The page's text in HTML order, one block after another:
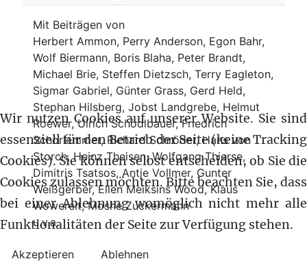
Mit Beiträgen von
Herbert Ammon, Perry Anderson, Egon Bahr,
Wolf Biermann, Boris Blaha, Peter Brandt,
Michael Brie, Steffen Dietzsch, Terry Eagleton,
Sigmar Gabriel, Günter Grass, Gerd Held,
Stephan Hilsberg, Jobst Landgrebe, Helmut
Roewer, Ulrich Schödlbauer, Friedrich
Schorlemmer, Richard Schröder, Hans von
Storch, Heinz Theisen, Wolfgang Thierse,
Dimitris Tsatsos, Antje Vollmer, Gunter
Weißgerber, Ellen Meiksins Wood, Klaus
Wowereit, Moshe Zuckermann
u.v.a.
Wir nutzen Cookies auf unserer Website. Sie sind
essenziell für den Betrieb der Seite (keine Tracking
Cookies). Sie können selbst entscheiden, ob Sie die
Cookies zulassen möchten. Bitte beachten Sie, dass
bei einer Ablehnung womöglich nicht mehr alle
Funktionalitäten der Seite zur Verfügung stehen.
Akzeptieren Ablehnen